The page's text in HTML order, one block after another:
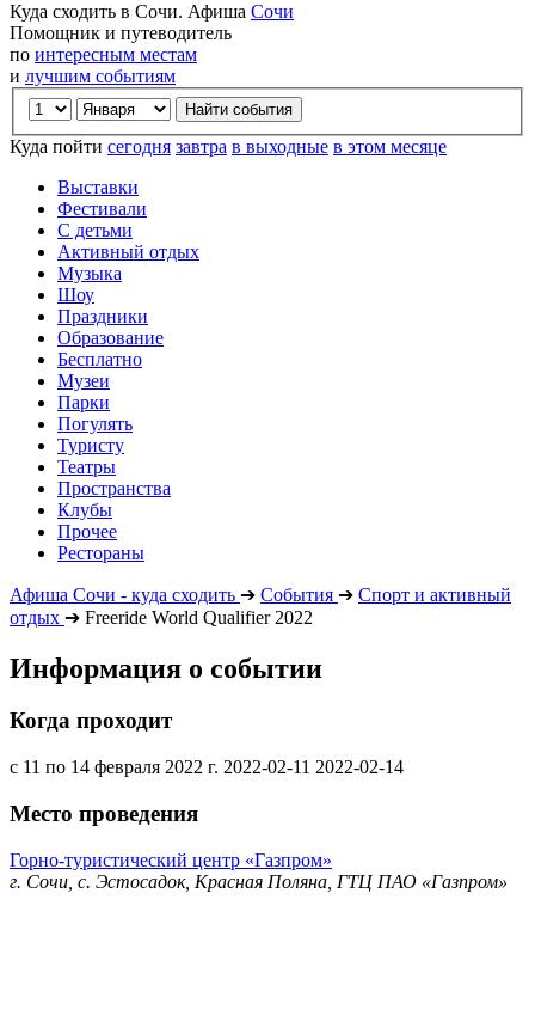
Куда сходить в Сочи. Афиша Сочи
Помощник и путеводитель
по интересным местам
и лучшим событиям
Куда пойти сегодня завтра в выходные в этом месяце
Выставки
Фестивали
С детьми
Активный отдых
Музыка
Шоу
Праздники
Образование
Бесплатно
Музеи
Парки
Погулять
Туристу
Театры
Пространства
Клубы
Прочее
Рестораны
Афиша Сочи - куда сходить ➔ События ➔ Спорт и активный
отдых ➔ Freeride World Qualifier 2022
Информация о событии
Когда проходит
с 11 по 14 февраля 2022 г. 2022-02-11 2022-02-14
Место проведения
Горно-туристический центр «Газпром»
г. Сочи, с. Эстосадок, Красная Поляна, ГТЦ ПАО «Газпром»